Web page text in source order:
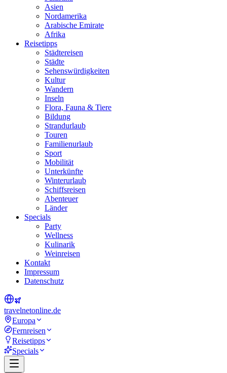
Asien
Nordamerika
Arabische Emirate
Afrika
Reisetipps
Städtereisen
Städte
Sehenswürdigkeiten
Kultur
Wandern
Inseln
Flora, Fauna & Tiere
Bildung
Strandurlaub
Touren
Familienurlaub
Sport
Mobilität
Unterkünfte
Winterurlaub
Schiffsreisen
Abenteuer
Länder
Specials
Party
Wellness
Kulinarik
Weinreisen
Kontakt
Impressum
Datenschutz
travelnetonline.de
Europa
Fernreisen
Reisetipps
Specials